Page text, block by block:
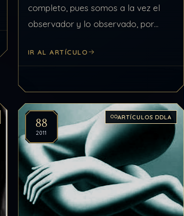
completo, pues somos a la vez el
observador y lo observado, por
observada….Dejemos para más
IR AL ARTÍCULO
88
2011
ARTÍCULOS DDLA